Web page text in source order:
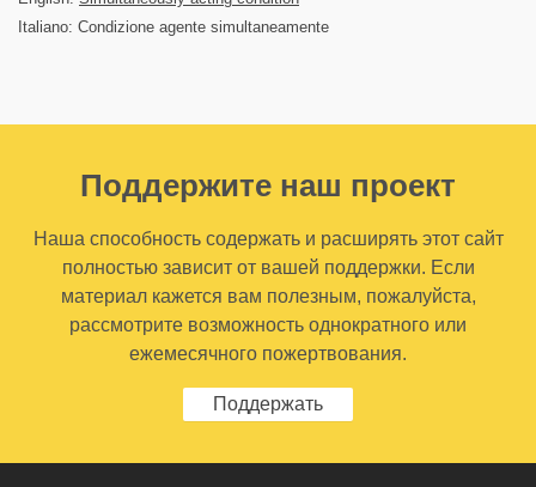
Italiano: Condizione agente simultaneamente
Поддержите наш проект
Наша способность содержать и расширять этот сайт
полностью зависит от вашей поддержки. Если
материал кажется вам полезным, пожалуйста,
рассмотрите возможность однократного или
ежемесячного пожертвования.
Поддержать